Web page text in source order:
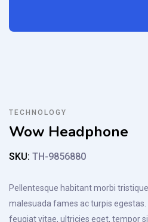
TECHNOLOGY
Wow Headphone
SKU: TH-9856880
Pellentesque habitant morbi
malesuada fames ac turpis
feugiat vitae, ultricies eget, tempor